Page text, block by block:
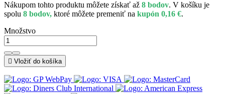
Nákupom tohto produktu môžete získať až 8 bodov. V košíku je
spolu 8 bodov, ktoré môžete premeniť na kupón 0,16 €.
Množstvo
 Vložiť do košíka